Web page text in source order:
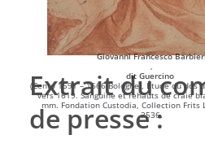
Giovanni Francesco
,
dit Guercino
(Cento 1591 – 1666 Bologne), Étude du dos
vers 1619. Sanguine et rehauts de craie
mm. Fondation Custodia, Collection Frits
2536.
Extrait du
de presse :